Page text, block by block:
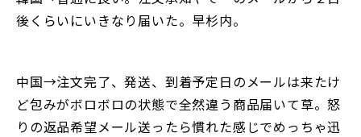
後くらいにいきなり届いた。早杉内。
中国→注文完了、発送、到着予定日のメールは来たけ
ど包みがボロボロの状態で全然違う商品届いて草。怒
りの返品希望メール送ったら慣れた感じでめっちゃ迅